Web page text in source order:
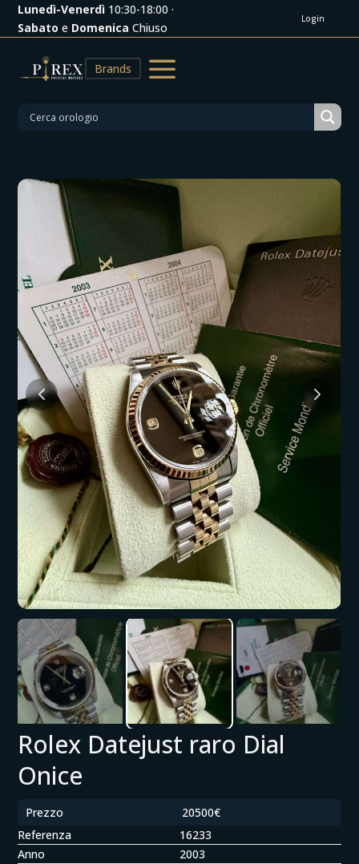
Lunedì-Venerdì 10:30-18:00 ·
Sabato e Domenica Chiuso
Login
Brands a
Rolex Datejust raro Dial
Onice
Prezzo
20500€
Referenza
16233
Anno
2003